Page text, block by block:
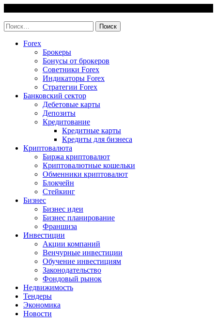
content
Найти:
Forex
Брокеры
Бонусы от брокеров
Советники Forex
Индикаторы Forex
Стратегии Forex
Банковский сектор
Дебетовые карты
Депозиты
Кредитование
Кредитные карты
Кредиты для бизнеса
Криптовалюта
Биржа криптовалют
Криптовалютные кошельки
Обменники криптовалют
Блокчейн
Стейкинг
Бизнес
Бизнес идеи
Бизнес планирование
Франшиза
Инвестиции
Акции компаний
Венчурные инвестиции
Обучение инвестициям
Законодательство
Фондовый рынок
Недвижимость
Тендеры
Экономика
Новости